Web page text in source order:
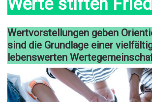
Werte stiften
Wertvorstellungen geben
sind die Grundlage einer
lebenswerten